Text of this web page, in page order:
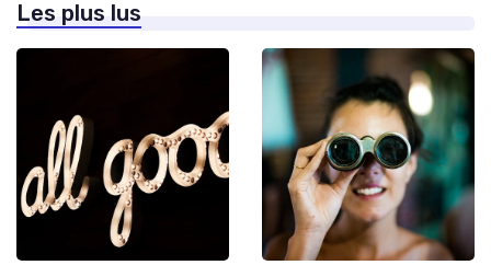
Les plus lus